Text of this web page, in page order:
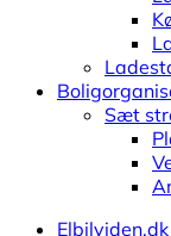
Sæt